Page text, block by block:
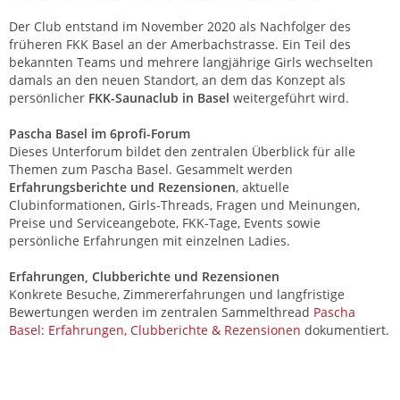
Der Club entstand im November 2020 als Nachfolger des
früheren FKK Basel an der Amerbachstrasse. Ein Teil des
bekannten Teams und mehrere langjährige Girls wechselten
damals an den neuen Standort, an dem das Konzept als
persönlicher FKK-Saunaclub in Basel weitergeführt wird.
Pascha Basel im 6profi-Forum
Dieses Unterforum bildet den zentralen Überblick für alle
Themen zum Pascha Basel. Gesammelt werden
Erfahrungsberichte und Rezensionen, aktuelle
Clubinformationen, Girls-Threads, Fragen und Meinungen,
Preise und Serviceangebote, FKK-Tage, Events sowie
persönliche Erfahrungen mit einzelnen Ladies.
Erfahrungen, Clubberichte und Rezensionen
Konkrete Besuche, Zimmererfahrungen und langfristige
Bewertungen werden im zentralen Sammelthread Pascha
Basel: Erfahrungen, Clubberichte & Rezensionen dokumentiert.